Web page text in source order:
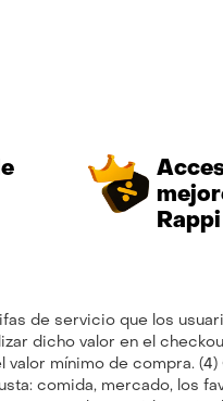
Rappi
de servicio que los
dicho valor en el
mínimo de compra.
comida, mercado, los